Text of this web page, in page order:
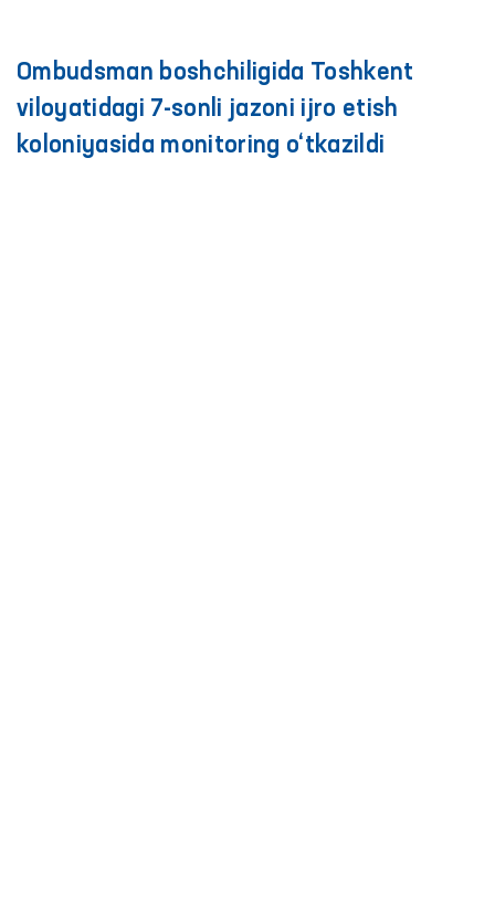
Ombudsman boshchiligida Toshkent
viloyatidagi 7-sonli jazoni ijro etish
koloniyasida monitoring o‘tkazildi